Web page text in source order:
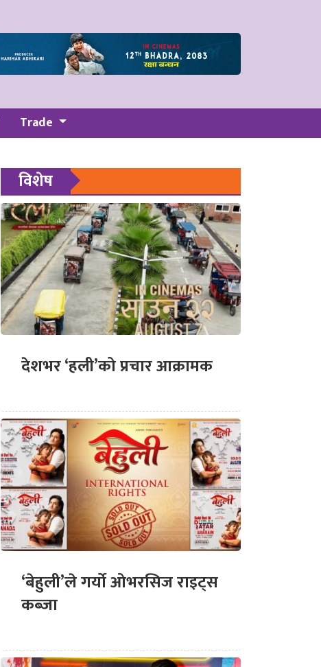
Trade
विशेष
देशभर ‘हली’को प्रचार आक्रामक
‘बेहुली’ले गर्यो ओभरसिज राइट्स
कब्जा